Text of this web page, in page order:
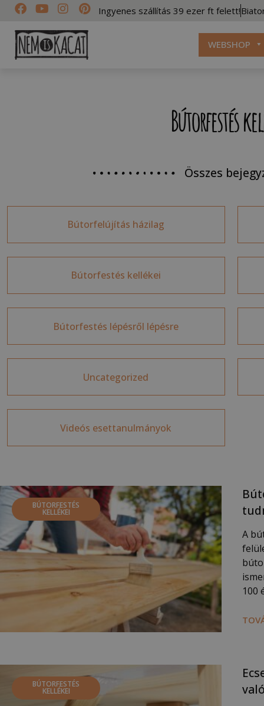
Ingyenes szállítás 39 ezer ft felett!
WEBSHOP
Bútorfestés
Összes
Bútorfelújítás házilag
Bútorfestés kellékei
Bútorfestés lépésről lépésre
Uncategorized
Videós esettanulmányok
BÚTORFESTÉS
KELLÉKEI
A
100
BÚTORFESTÉS
KELLÉKEI